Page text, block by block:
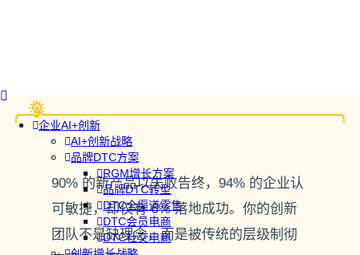
企业AI+创新
AI+创新战略
品牌DTC方案
RGM增长方案
品牌DTC转型
DTC全渠道零售
DTC会员电商
DTC社交电商
90% 的新产品以失败告终，94% 的企业认
可敏捷，却仅有 6% 落地成功。你的创新
团队不是缺理念，而是被传统的层级制彻